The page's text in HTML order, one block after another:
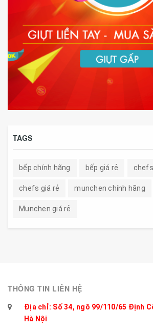
TAGS
bếp chính hãng bếp giá rẻ
chefs giá rẻ munchen chính hãng
Munchen giá rẻ
THÔNG TIN LIÊN HỆ
Địa chỉ: Số 34, ngõ 99/110/65 Định
Hà Nội